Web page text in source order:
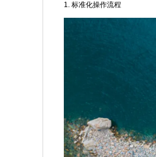
1. 标准化操作流程